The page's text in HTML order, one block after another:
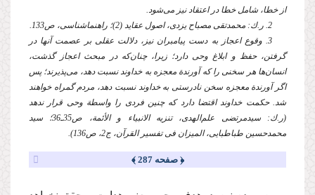
از خطا، شامل خطا در اعتقاد نیز می‌شود.
2. ر.ك: محمدتقی مصباح یزدی، اصول عقاید (2)؛ راهنماشناسی، ص133.
3. وقوع اعجاز به ‌دست پیامبران نیز، دلالت عقلی بر عصمت آنها در
گرفتن، حفظ و ابلاغ وحی دارد؛ زیرا، چنان‌كه در مبحث اعجاز گذشت،
انسان‌ها هر سخنی را كه آورندة معجزه به خداوند نسبت دهد، می‌پذیرند؛ پس
اگر آورندة معجزه سخن نادرستی به خداوند نسبت ‌دهد، مردم گمراه خواهند
شد. حكمت خداوند اقتضا دارد كه چنین فردی را واسطة وحی قرار ندهد
(ر.ك: سیدمرتضی علم‌الهدی، تنزیه الانبیاء و الأئمة، ص35ـ36؛ سید
محمدحسین طباطبایی، المیزان فی تفسیر القرآن، ج2، ص136).
﴿ صفحه 287 ﴾